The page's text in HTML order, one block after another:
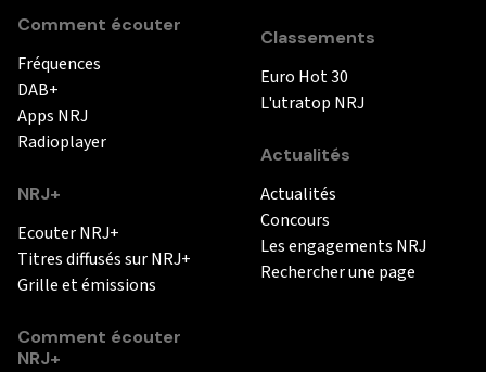
Comment écouter
Fréquences
DAB+
Apps NRJ
Radioplayer
NRJ+
Ecouter NRJ+
Titres diffusés sur NRJ+
Grille et émissions
Comment écouter
NRJ+
Classements
Euro Hot 30
L'utratop NRJ
Actualités
Actualités
Concours
Les engagements NRJ
Rechercher une page